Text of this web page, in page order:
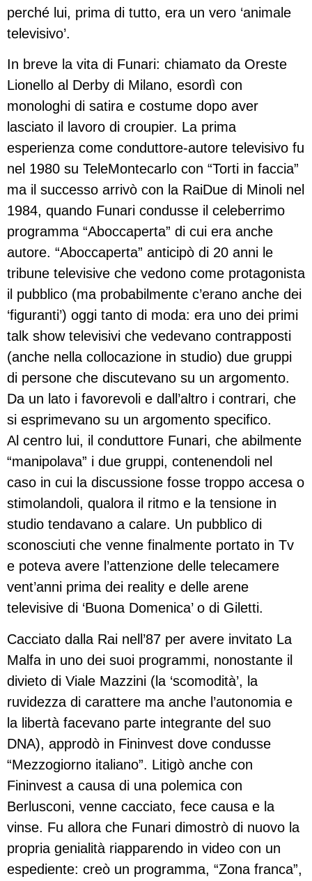
perché lui, prima di tutto, era un vero ‘animale
televisivo’.
In breve la vita di Funari: chiamato da Oreste
Lionello al Derby di Milano, esordì con
monologhi di satira e costume dopo aver
lasciato il lavoro di croupier. La prima
esperienza come conduttore-autore televisivo fu
nel 1980 su TeleMontecarlo con “Torti in faccia”
ma il successo arrivò con la RaiDue di Minoli nel
1984, quando Funari condusse il celeberrimo
programma “Aboccaperta” di cui era anche
autore. “Aboccaperta” anticipò di 20 anni le
tribune televisive che vedono come protagonista
il pubblico (ma probabilmente c’erano anche dei
‘figuranti’) oggi tanto di moda: era uno dei primi
talk show televisivi che vedevano contrapposti
(anche nella collocazione in studio) due gruppi
di persone che discutevano su un argomento.
Da un lato i favorevoli e dall’altro i contrari, che
si esprimevano su un argomento specifico.
Al centro lui, il conduttore Funari, che abilmente
“manipolava” i due gruppi, contenendoli nel
caso in cui la discussione fosse troppo accesa o
stimolandoli, qualora il ritmo e la tensione in
studio tendavano a calare. Un pubblico di
sconosciuti che venne finalmente portato in Tv
e poteva avere l’attenzione delle telecamere
vent’anni prima dei reality e delle arene
televisive di ‘Buona Domenica’ o di Giletti.
Cacciato dalla Rai nell’87 per avere invitato La
Malfa in uno dei suoi programmi, nonostante il
divieto di Viale Mazzini (la ‘scomodità’, la
ruvidezza di carattere ma anche l’autonomia e
la libertà facevano parte integrante del suo
DNA), approdò in Fininvest dove condusse
“Mezzogiorno italiano”. Litigò anche con
Fininvest a causa di una polemica con
Berlusconi, venne cacciato, fece causa e la
vinse. Fu allora che Funari dimostrò di nuovo la
propria genialità riapparendo in video con un
espediente: creò un programma, “Zona franca”,